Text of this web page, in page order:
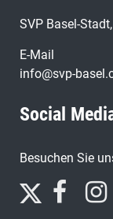
SVP Basel-
E-Mail
info@svp-
Social
Besuchen Sie